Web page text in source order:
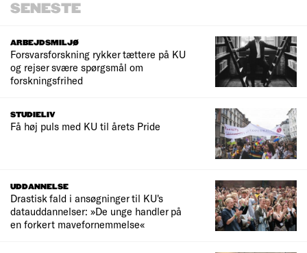
SENESTE
ARBEJDSMILJØ
Forsvarsforskning rykker tættere på KU
og rejser svære spørgsmål om
forskningsfrihed
STUDIELIV
Få høj puls med KU til årets Pride
UDDANNELSE
Drastisk fald i ansøgninger til KU's
datauddannelser: »De unge handler på
en forkert mavefornemmelse«